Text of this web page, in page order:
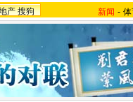
产 搜狗 新闻 -